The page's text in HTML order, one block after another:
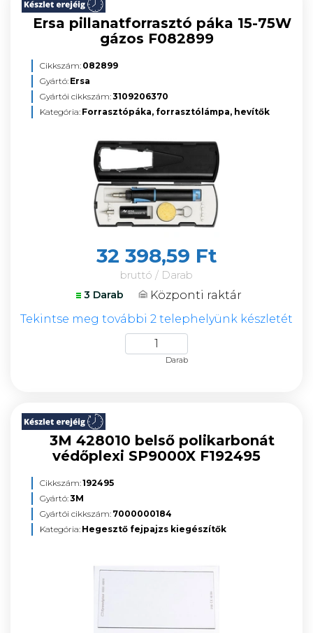
Ersa pillanatforrasztó páka 15-75W
gázos F082899
Cikkszám: 082899
Gyártó: Ersa
Gyártói cikkszám:3109206370
Kategória: Forrasztópáka, forrasztólámpa, hevítők
32 398,59 Ft
bruttó / Darab
3 Darab
Központi raktár
Tekintse meg további 2 telephelyünk készletét
Darab
3M 428010 belső polikarbonát
védőplexi SP9000X F192495
Cikkszám:192495
Gyártó:3M
Gyártói cikkszám: 7000000184
Kategória: Hegesztő fejpajzs kiegészítők